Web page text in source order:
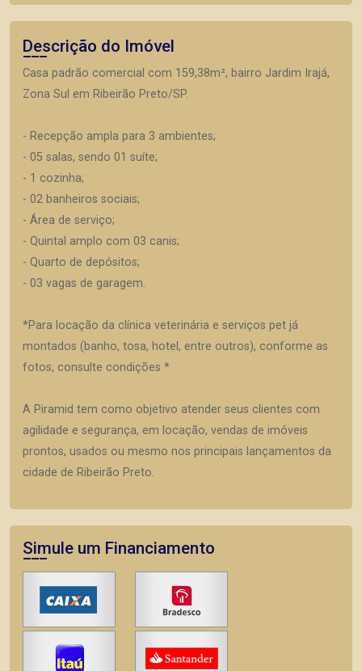
Descrição do Imóvel
Casa padrão comercial com 159,38m², bairro Jardim Irajá,
Zona Sul em Ribeirão Preto/SP.
- Recepção ampla para 3 ambientes;
- 05 salas, sendo 01 suíte;
- 1 cozinha;
- 02 banheiros sociais;
- Área de serviço;
- Quintal amplo com 03 canis;
- Quarto de depósitos;
- 03 vagas de garagem.
*Para locação da clínica veterinária e serviços pet já
montados (banho, tosa, hotel, entre outros), conforme as
fotos, consulte condições *
A Piramid tem como objetivo atender seus clientes com
agilidade e segurança, em locação, vendas de imóveis
prontos, usados ou mesmo nos principais lançamentos da
cidade de Ribeirão Preto.
Simule um Financiamento